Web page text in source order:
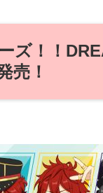
ズ！！
売！